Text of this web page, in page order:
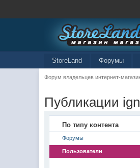
StoreLand Форумы
Форум владельцев интернет-
Публикации
По типу контента
Форумы
Пользователи